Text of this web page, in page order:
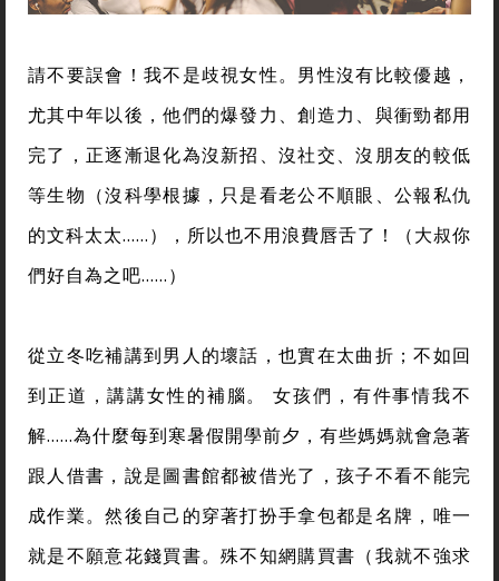
請不要誤會！我不是歧視女性。男性沒有比較優越，
尤其中年以後，他們的爆發力、創造力、與衝勁都用
完了，正逐漸退化為沒新招、沒社交、沒朋友的較低
等生物（沒科學根據，只是看老公不順眼、公報私仇
的文科太太……），所以也不用浪費唇舌了！（大叔你
們好自為之吧……）
從立冬吃補講到男人的壞話，也實在太曲折；不如回
到正道，講講女性的補腦。 女孩們，有件事情我不
解……為什麼每到寒暑假開學前夕，有些媽媽就會急著
跟人借書，說是圖書館都被借光了，孩子不看不能完
成作業。然後自己的穿著打扮手拿包都是名牌，唯一
就是不願意花錢買書。殊不知網購買書（我就不強求